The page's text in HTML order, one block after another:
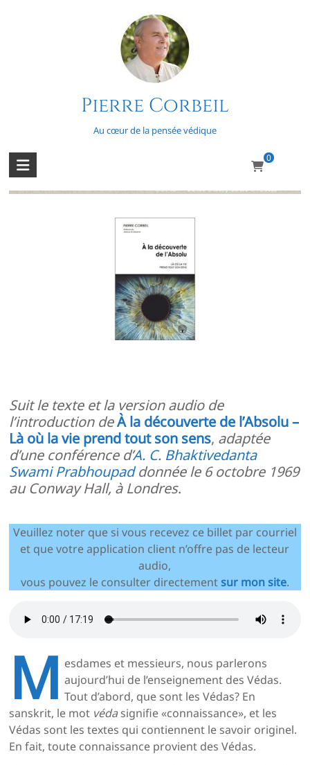
Pierre Corbeil
Au cœur de la pensée védique
0
À la découverte de l’Absolu –
Introduction
Suit le texte et la version audio de
l’introduction deÀ la découverte de l’Absolu –
Là où la vie prend tout son sens, adaptée
d’une conférence d’A. C. Bhaktivedanta
Swami Prabhoupaddonnée le 6 octobre 1969
au Conway Hall, à Londres.
Veuillez noter que si vous recevez ce billet par courriel
et que votre application client n’offre pas de lecteur
audio,
vous pouvez le consulter directement sur mon site.
M esdames et messieurs, nous parlerons
aujourd’hui de l’enseignement des Védas.
Tout d’abord, que sont les Védas? En
sanskrit, le mot védasignifie «connaissance», et les
Védas sont les textes qui contiennent le savoir originel.
En fait, toute connaissance provient des Védas.